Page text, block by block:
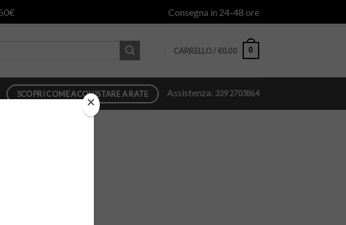
Consegna in 24-48 ore
CARRELLO /€0.00 0
SCOPRI COME ACQUISTARE A RATE Assistenza: 339 2703864